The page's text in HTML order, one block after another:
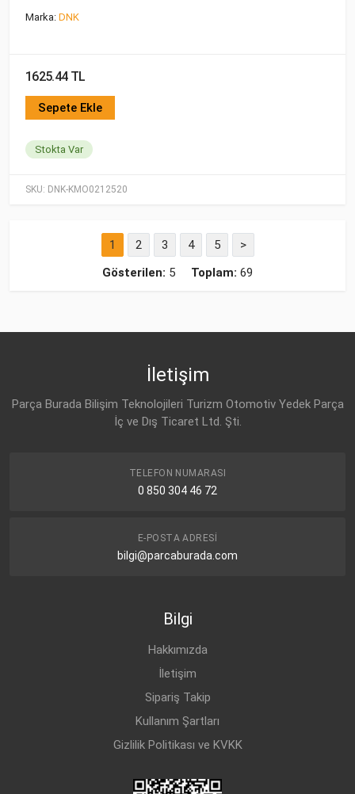
SKU: DNK-KMO0212520
Marka: DNK
1625.44 TL
Sepete Ekle
Stokta Var
1 2 3 4 5
>
Gösterilen: 5 Toplam: 69
İletişim
Parça Burada Bilişim Teknolojileri Turizm Otomotiv Yedek Parça
İç ve Dış Ticaret Ltd. Şti.
TELEFON NUMARASI
0 850 304 46 72
E-POSTA ADRESI
bilgi@parcaburada.com
Bilgi
Hakkımızda
İletişim
Sipariş Takip
Kullanım Şartları
Gizlilik Politikası ve KVKK